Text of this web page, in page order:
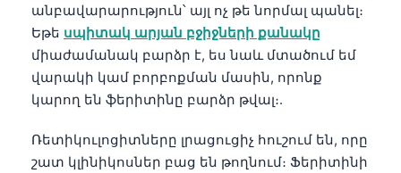
անբավարարություն՝ այլ ոչ թե նորմալ պանել։
Եթե սպիտակ արյան բջիջների քանակը
միաժամանակ բարձր է, ես նաև մտածում եմ
վարակի կամ բորբոքման մասին, որոնք
կարող են ֆերիտինը բարձր թվալ։.
Ռետիկուլոցիտները լրացուցիչ հուշում են, որը
շատ կլինիկոսներ բաց են թողնում։ Ֆերիտինի
简体中文
فارسی
Български
Dansk
Nederlands
हिन्दी